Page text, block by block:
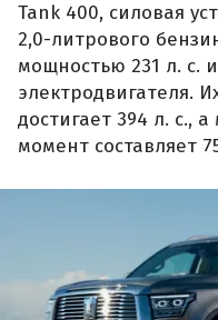
Tank 400, силовая
2,0-литрового
мощностью 231 л. с.
электродвигателя.
достигает 394 л. с.,
момент составляет